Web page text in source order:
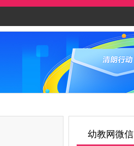
幼教网微信